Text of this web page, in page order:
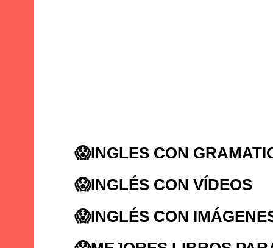
😱INGLES CON
😱INGLÉS CON VÍDEOS
😱INGLÉS CON